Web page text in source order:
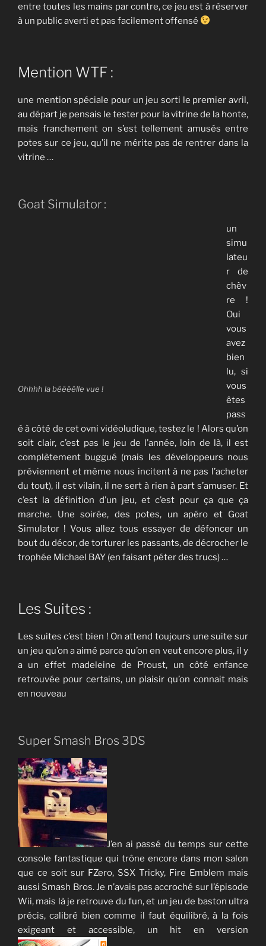
entre toutes les mains par contre, ce jeu est à réserver
à un public averti et pas facilement offensé
Mention WTF :
une mention spéciale pour un jeu sorti le premier avril,
au départ je pensais le tester pour la vitrine de la honte,
mais franchement on s’est tellement amusés entre
potes sur ce jeu, qu’il ne mérite pas de rentrer dans la
vitrine …
Goat Simulator :
Ohhhh la bêêêêlle vue !
un
simu
lateu
r de
chèv
re !
Oui
vous
avez
bien
lu, si
vous
êtes
pass
é à côté de cet ovni vidéoludique, testez le ! Alors qu’on
soit clair, c’est pas le jeu de l’année, loin de là, il est
complètement buggué (mais les développeurs nous
préviennent et même nous incitent à ne pas l’acheter
du tout), il est vilain, il ne sert à rien à part s’amuser. Et
c’est la définition d’un jeu, et c’est pour ça que ça
marche. Une soirée, des potes, un apéro et Goat
Simulator ! Vous allez tous essayer de défoncer un
bout du décor, de torturer les passants, de décrocher le
trophée Michael BAY (en faisant péter des trucs) …
Les Suites :
Les suites c’est bien ! On attend toujours une suite sur
un jeu qu’on a aimé parce qu’on en veut encore plus, il y
a un effet madeleine de Proust, un côté enfance
retrouvée pour certains, un plaisir qu’on connait mais
en nouveau
Super Smash Bros 3DS
J’en ai passé du temps sur cette
console fantastique qui trône encore dans mon salon
que ce soit sur FZero, SSX Tricky, Fire Emblem mais
aussi Smash Bros. Je n’avais pas accroché sur l’épisode
Wii, mais là je retrouve du fun, et un jeu de baston ultra
précis, calibré bien comme il faut équilibré, à la fois
exigeant et accessible, un hit en version